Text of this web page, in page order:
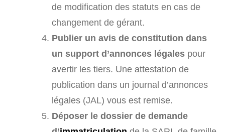
de modification des statuts en cas de
changement de gérant.
Publier un avis de constitution dans
un support d’annonces légales pour
avertir les tiers. Une attestation de
publication dans un journal d’annonces
légales (JAL) vous est remise.
Déposer le dossier de demande